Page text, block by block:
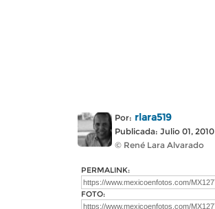
Por: rlara519
Publicada: Julio 01, 2010
© René Lara Alvarado
PERMALINK:
FOTO: